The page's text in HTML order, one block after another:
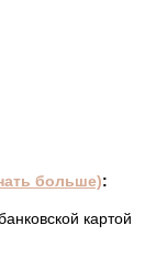
больше):
картой